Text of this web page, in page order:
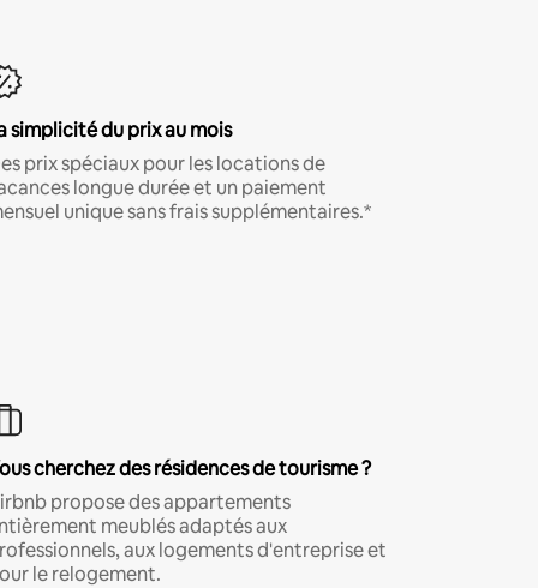
simplicité du prix au mois
prix spéciaux pour les locations de
longue durée et un paiement
unique sans frais supplémentaires.*
cherchez des résidences de tourisme ?
propose des appartements
meublés adaptés aux
aux logements d'entreprise et
le relogement.